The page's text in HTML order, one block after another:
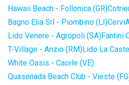
Hawaii Beach - Follonica (GR)
Bagno Elia Srl - Piombino (LI)
Lido Venere - Agropoli (SA)Fantini
T-Village - Anzio (RM)Lido La
White Oasis - Caorle (VE)
Quasenada Beach Club - Vieste